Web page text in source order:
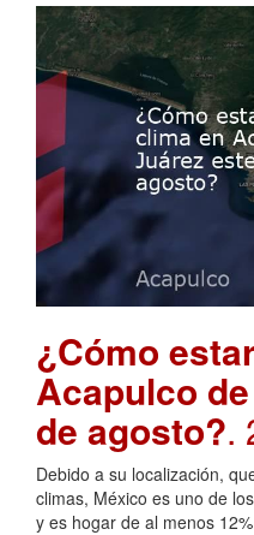
¿Cómo
Acapulco
de agosto?.
Debido a su localización,
climas, México es uno de
y es hogar de al menos